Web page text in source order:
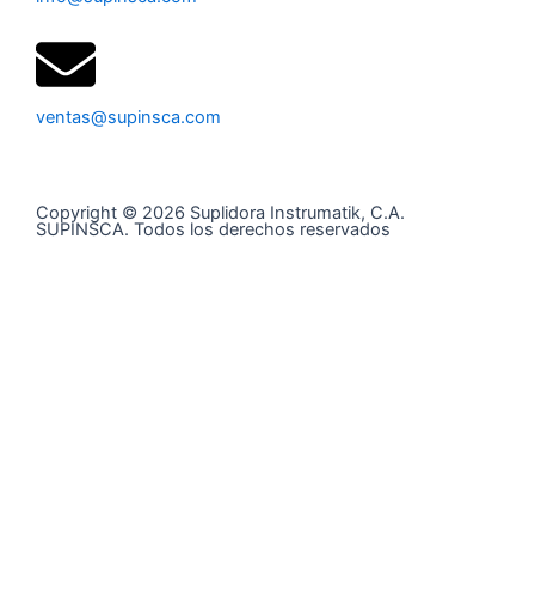
ventas@supinsca.com
Copyright © 2026 Suplidora Instrumatik, C.A.
SUPINSCA. Todos los derechos reservados